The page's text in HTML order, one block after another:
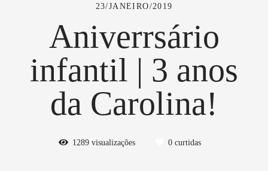
23/JANEIRO/2019
Aniverrsário
infantil | 3 anos
da Carolina!
1289visualizações 0curtidas